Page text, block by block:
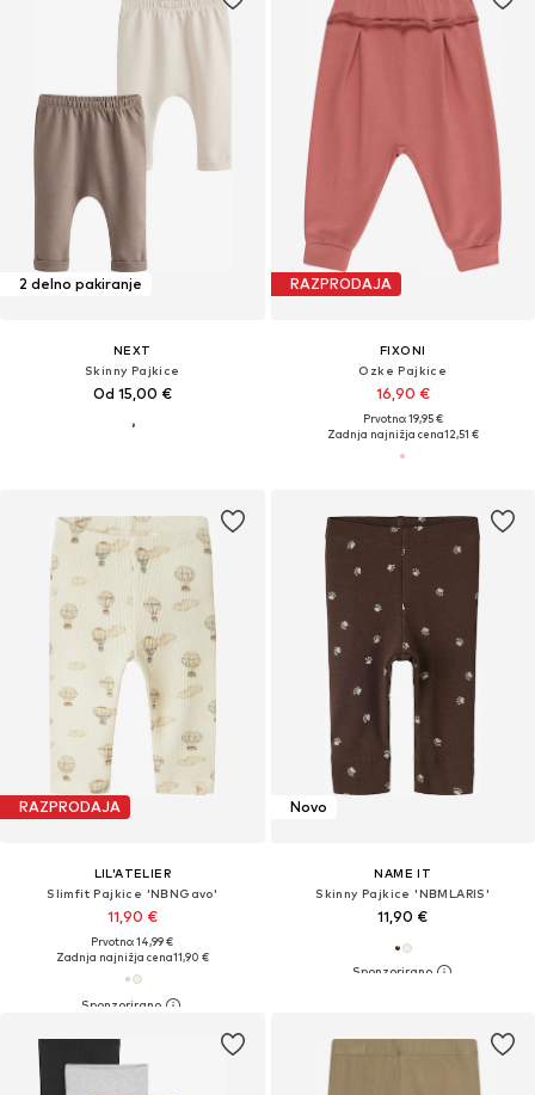
2 delno pakiranje
NEXT
Skinny Pajkice
Od 15,00 €
RAZPRODAJA
FIXONI
Ozke Pajkice
16,90 €
Prvotno: 19,95 €
Zadnja najnižja cena12,51 €
RAZPRODAJA
LIL'ATELIER
Slimfit Pajkice 'NBNGavo'
11,90 €
Prvotno: 14,99 €
Zadnja najnižja cena11,90 €
Novo
NAME IT
Skinny Pajkice 'NBMLARIS'
11,90 €